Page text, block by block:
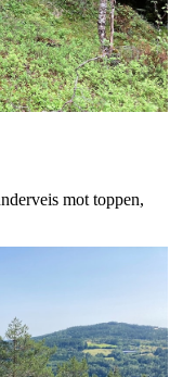
mot toppen,